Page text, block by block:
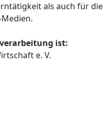
als auch für die
ist:
e. V.